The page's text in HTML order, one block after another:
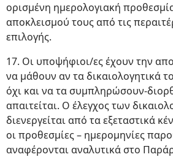
ορισμένη ημερολογιακή
αποκλεισμού τους από τις
επιλογής.
17. Οι υποψήφιοι/ες έχουν την
να μάθουν αν τα δικαιολογητικά
όχι και να τα συμπληρώσουν-
απαιτείται. Ο έλεγχος των
διενεργείται από τα εξεταστικά
οι προθεσμίες – ημερομηνίες
αναφέρονται αναλυτικά στο